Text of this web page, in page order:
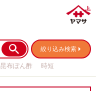
絞り込み検索
昆布ぽん酢
時短